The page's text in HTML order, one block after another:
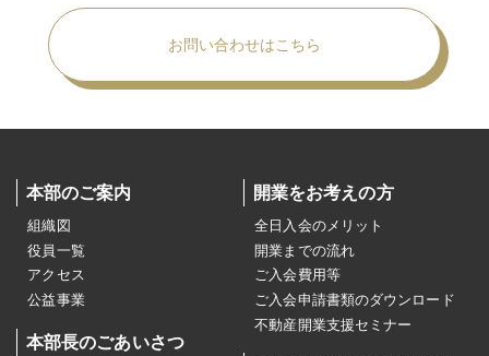
お問い合わせはこちら
本部のご案内
組織図
役員一覧
アクセス
公益事業
本部長のごあいさつ
開業をお考えの方
全日入会のメリット
開業までの流れ
ご入会費用等
ご入会申請書類のダウンロード
不動産開業支援セミナー